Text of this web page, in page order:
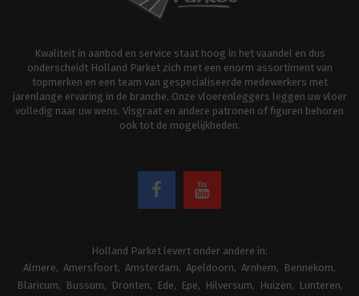
Kwaliteit in aanbod en service staat hoog in het vaandel en dus
onderscheidt Holland Parket zich met een enorm assortiment van
topmerken en een team van gespecialiseerde medewerkers met
jarenlange ervaring in de branche. Onze vloerenleggers leggen uw vloer
volledig naar uw wens. Visgraat en andere patronen of figuren behoren
ook tot de mogelijkheden.
Holland Parket levert onder andere in:
Almere
Amersfoort Amsterdam Apeldoorn Arnhem
Bennekom
Blaricum
Bussum Dronten Ede Epe Hilversum Huizen
Lunteren